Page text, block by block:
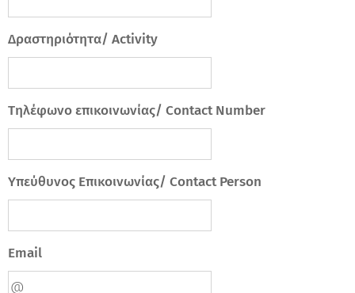
Δραστηριότητα/ Activity
Tηλέφωνο επικοινωνίας/ Contact Number
Υπεύθυνος Επικοινωνίας/ Contact Person
Email